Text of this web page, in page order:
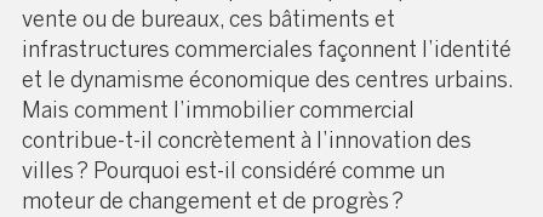
vente ou de bureaux, ces bâtiments et
infrastructures commerciales façonnent l’identité
et le dynamisme économique des centres urbains.
Mais comment l’immobilier commercial
contribue-t-il concrètement à l’innovation des
villes ? Pourquoi est-il considéré comme un
moteur de changement et de progrès ?